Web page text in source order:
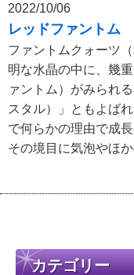
2022/10/06
レッドファントム
ファントムクォーツ
明な水晶の中に、幾
ァントム）がみられ
スタル）」ともよば
で何らかの理由で成
その境目に気泡やほ
カテゴリー